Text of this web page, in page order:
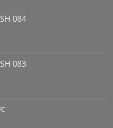
084
083